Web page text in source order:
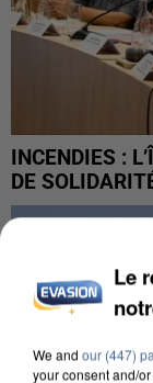
INCENDIES :
DE
Le
We and our (447)
your consent and/